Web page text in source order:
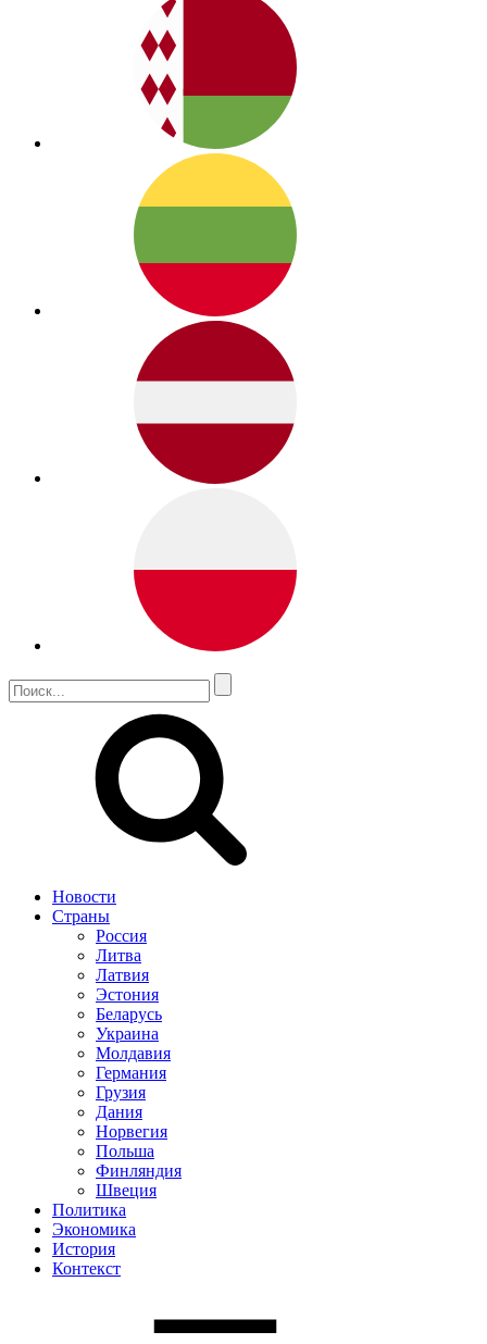
Новости
Страны
Россия
Литва
Латвия
Эстония
Беларусь
Украина
Молдавия
Германия
Грузия
Дания
Норвегия
Польша
Финляндия
Швеция
Политика
Экономика
История
Контекст